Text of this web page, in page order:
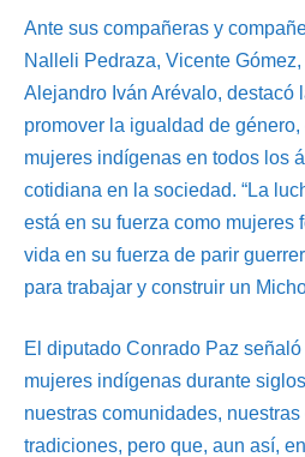
Ante sus compañeras y
Nalleli Pedraza, Vicente
Alejandro Iván Arévalo, destacó
promover la igualdad de
mujeres indígenas en todos los
cotidiana en la sociedad. “La
está en su fuerza como mujeres
vida en su fuerza de parir
para trabajar y construir un
El diputado Conrado Paz
mujeres indígenas durante
nuestras comunidades,
tradiciones, pero que, aun así,